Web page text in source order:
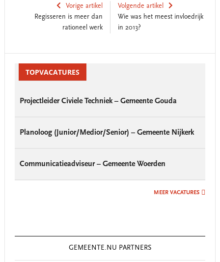
Vorige artikel
Regisseren is meer dan
rationeel werk
Volgende artikel
Wie was het meest invloedrijk
in 2013?
Interactions
SidebarTOPVACATURES
Projectleider Civiele Techniek – Gemeente Gouda
Planoloog (Junior/Medior/Senior) – Gemeente Nijkerk
Communicatieadviseur – Gemeente Woerden
MEER VACATURES
GEMEENTE.NU PARTNERS